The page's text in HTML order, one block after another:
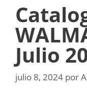
Julio
julio 8, 2024 por